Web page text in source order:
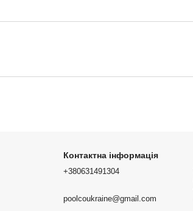
Контактна інформація
+380631491304
poolcoukraine@gmail.com